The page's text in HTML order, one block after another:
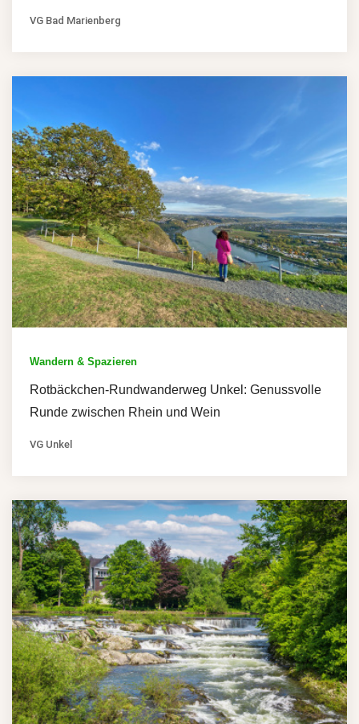
VG Bad Marienberg
Wandern & Spazieren
Rotbäckchen-Rundwanderweg Unkel: Genussvolle
Runde zwischen Rhein und Wein
VG Unkel